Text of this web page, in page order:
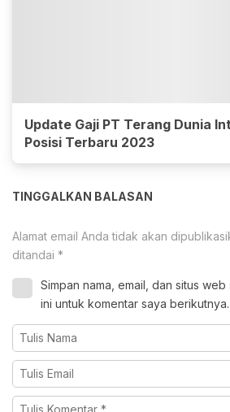
Update Gaji PT Terang Dunia
Posisi Terbaru 2023
TINGGALKAN BALASAN
Alamat email Anda tidak akan
ditandai *
Simpan nama, email, dan situs
ini untuk komentar saya berikutnya.